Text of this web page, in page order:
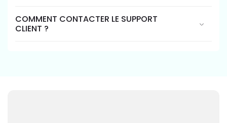
COMMENT CONTACTER LE SUPPORT
CLIENT ?